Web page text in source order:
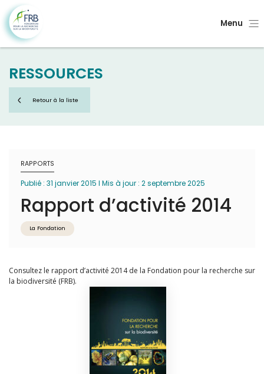
Menu
RESSOURCES
Retour à la liste
RAPPORTS
Publié : 31 janvier 2015 I Mis à jour : 2 septembre 2025
Rapport d’activité 2014
La Fondation
Consultez le rapport d’activité 2014 de la Fondation pour la recherche sur
la biodiversité (FRB).